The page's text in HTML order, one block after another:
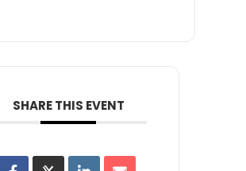
SHARE THIS EVENT